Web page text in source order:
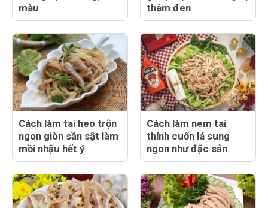
màu
thâm đen
Cách làm tai heo trộn
ngon giòn sần sật làm
mồi nhậu hết ý
Cách làm nem tai
thính cuốn lá sung
ngon như đặc sản